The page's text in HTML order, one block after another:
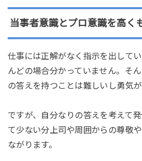
当事者意識とプロ意識を高く
仕事には正解がなく指示を出して
んどの場合分かっていません。そ
の答えを持つことは難しいし勇気が
ですが、自分なりの答えを考えて
て少ない分上司や周囲からの尊敬
ながります。